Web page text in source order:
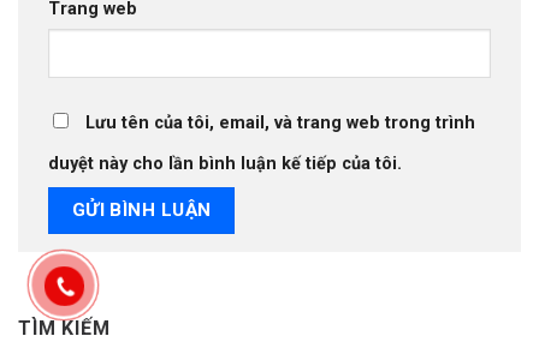
Trang web
Lưu tên của tôi, email, và trang web trong trình
duyệt này cho lần bình luận kế tiếp của tôi.
TÌM KIẾM